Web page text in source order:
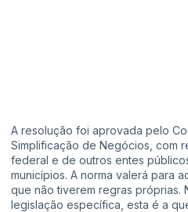
A resolução foi aprovada pelo
Simplificação de Negócios, com
federal e de outros entes
municípios. A norma valerá para
que não tiverem regras próprias.
legislação específica, esta é a